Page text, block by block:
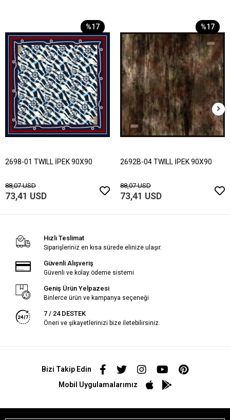
%17
2698-01 TWILL İPEK 90X90
88,07 USD
73,41 USD
%17
2692B-04 TWILL İPEK 90X90
88,07 USD
73,41 USD
Hızlı Teslimat
Siparişleriniz en kısa sürede elinize ulaşır.
Güvenli Alışveriş
Güvenli ve kolay ödeme sistemi
Geniş Ürün Yelpazesi
Binlerce ürün ve kampanya seçeneği
7 / 24 DESTEK
Öneri ve şikayetlerinizi bize iletebilirsiniz.
Bizi Takip Edin
Mobil Uygulamalarımız